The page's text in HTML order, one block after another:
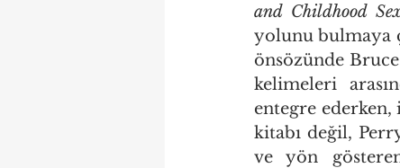
and Childhood
yolunu bulmaya
önsözünde
kelimeleri
entegre
kitabı değil,
ve yön